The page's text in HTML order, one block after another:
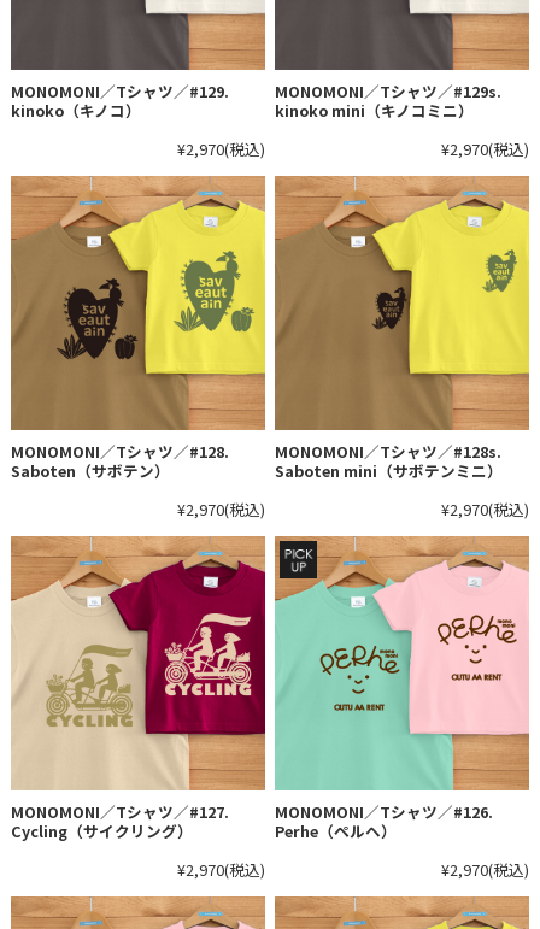
MONOMONI／Tシャツ／#129.
kinoko（キノコ）
¥2,970(税込)
MONOMONI／Tシャツ／#129s.
kinoko mini（キノコミニ）
¥2,970(税込)
MONOMONI／Tシャツ／#128.
Saboten（サボテン）
¥2,970(税込)
MONOMONI／Tシャツ／#128s.
Saboten mini（サボテンミニ）
¥2,970(税込)
MONOMONI／Tシャツ／#127.
Cycling（サイクリング）
¥2,970(税込)
MONOMONI／Tシャツ／#126.
Perhe（ペルヘ）
¥2,970(税込)